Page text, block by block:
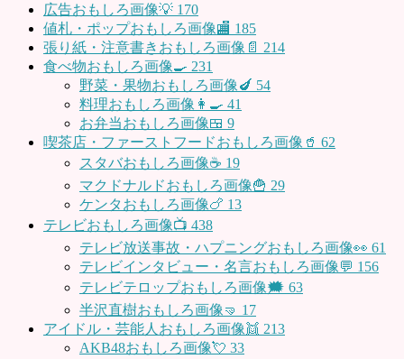
広告おもしろ画像💡 170
値札・ポップおもしろ画像🏬 185
張り紙・注意書きおもしろ画像📄 214
食べ物おもしろ画像🍳 231
野菜・果物おもしろ画像🍆 54
料理おもしろ画像👩‍🍳 41
お弁当おもしろ画像🍱 9
喫茶店・ファーストフードおもしろ画像🥤 62
スタバおもしろ画像☕️ 19
マクドナルドおもしろ画像🍟 29
ケンタおもしろ画像🍗 13
テレビおもしろ画像📺 438
テレビ放送事故・ハプニングおもしろ画像👀 61
テレビインタビュー・名言おもしろ画像💬 156
テレビテロップおもしろ画像🗯 63
半沢直樹おもしろ画像🤜 17
アイドル・芸能人おもしろ画像👯 213
AKB48おもしろ画像💘 33